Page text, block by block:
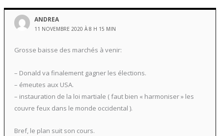
ANDREA
11 NOVEMBRE 2020 À 8 H 15 MIN
Grosse baisse des marchés à venir:
– Donald va finalement gagner les élections.
– émeutes aux USA.
– instauration de la loi martiale ( faut bien « harmoniser » les
couvre feux dans le monde occidental ).
Bref, le plan suit son cours.